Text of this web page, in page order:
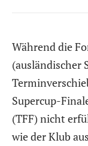
Während die
(ausländischer
Supercup-
(TFF) nicht
wie der Klub